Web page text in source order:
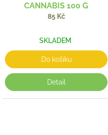
CANNABIS 100 G
85 Kč
SKLADEM
Do košíku
Detail